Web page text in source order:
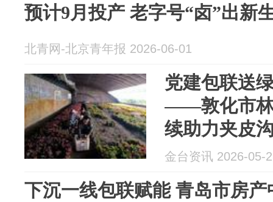
预计9月投产 老字号“卤”出新
北青网-北京青年报 2026-06-01
党建包联送
——敦化市林
续助力夹皮
金台资讯 2026-05-
下沉一线包联赋能 青岛市房